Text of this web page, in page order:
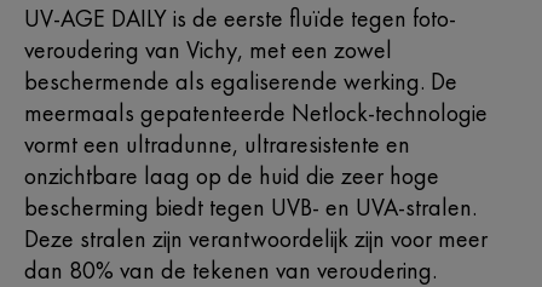
UV-AGE DAILY is de eerste fluïde tegen foto-
veroudering van Vichy, met een zowel
beschermende als egaliserende werking. De
meermaals gepatenteerde Netlock-technologie
vormt een ultradunne, ultraresistente en
onzichtbare laag op de huid die zeer hoge
bescherming biedt tegen UVB- en UVA-stralen.
Deze stralen zijn verantwoordelijk zijn voor meer
dan 80% van de tekenen van veroudering.